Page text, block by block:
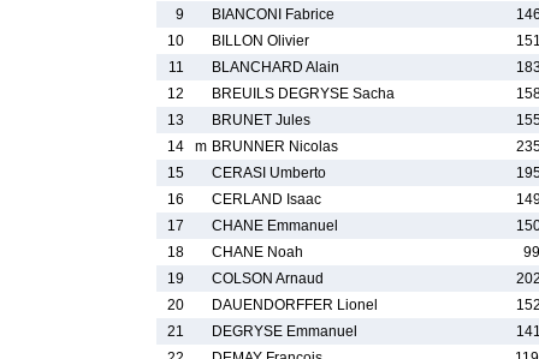
9
BIANCONI Fabrice
10
BILLON Olivier
11
BLANCHARD Alain
12
BREUILS DEGRYSE Sacha
13
BRUNET Jules
14
m BRUNNER Nicolas
15
CERASI Umberto
16
CERLAND Isaac
17
CHANE Emmanuel
18
CHANE Noah
19
COLSON Arnaud
20
DAUENDORFFER Lionel
21
DEGRYSE Emmanuel